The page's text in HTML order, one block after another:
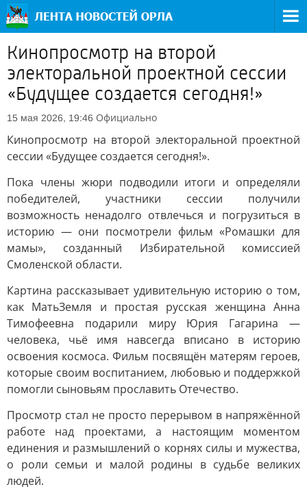
Кинопросмотр на второй
электоральной проектной сессии
«Будущее создается сегодня!»
15 мая 2026, 19:46 Официально
Кинопросмотр на второй электоральной проектной
сессии «Будущее создается сегодня!».
Пока члены жюри подводили итоги и определяли
победителей, участники сессии получили
возможность ненадолго отвлечься и погрузиться в
историю — они посмотрели фильм «Ромашки для
мамы», созданный Избирательной комиссией
Смоленской области.
Картина рассказывает удивительную историю о том,
как МатьЗемля и простая русская женщина Анна
Тимофеевна подарили миру Юрия Гагарина —
человека, чьё имя навсегда вписано в историю
освоения космоса. Фильм посвящён матерям героев,
которые своим воспитанием, любовью и поддержкой
помогли сыновьям прославить Отечество.
Просмотр стал не просто перерывом в напряжённой
работе над проектами, а настоящим моментом
единения и размышлений о корнях силы и мужества,
о роли семьи и малой родины в судьбе великих
людей.